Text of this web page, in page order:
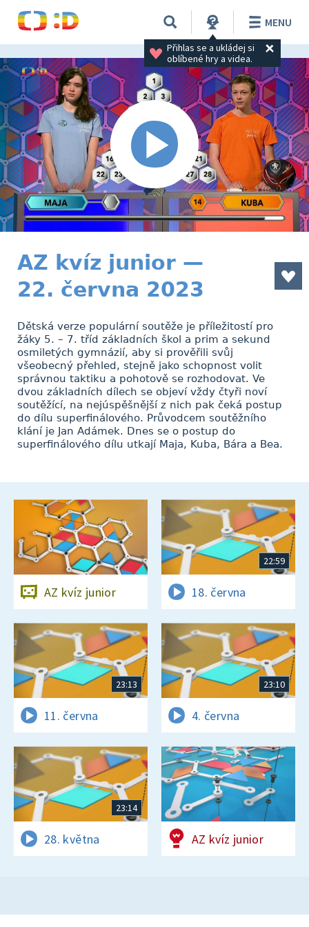
Přihlas se a ukládej si
oblíbené hry a videa.
MENU
AZ kvíz junior —
22. června 2023
Dětská verze populární soutěže je příležitostí pro
žáky 5. – 7. tříd základních škol a prim a sekund
osmiletých gymnázií, aby si prověřili svůj
všeobecný přehled, stejně jako schopnost volit
správnou taktiku a pohotově se rozhodovat. Ve
dvou základních dílech se objeví vždy čtyři noví
soutěžící, na nejúspěšnější z nich pak čeká postup
do dílu superfinálového. Průvodcem soutěžního
klání je Jan Adámek. Dnes se o postup do
superfinálového dílu utkají Maja, Kuba, Bára a Bea.
AZ kvíz junior
22:59
18. června
23:13
11. června
23:10
4. června
23:14
28. května AZ kvíz junior